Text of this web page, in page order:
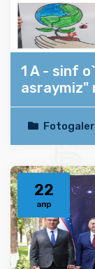
1 A - sinf
asraymiz"
22
апр